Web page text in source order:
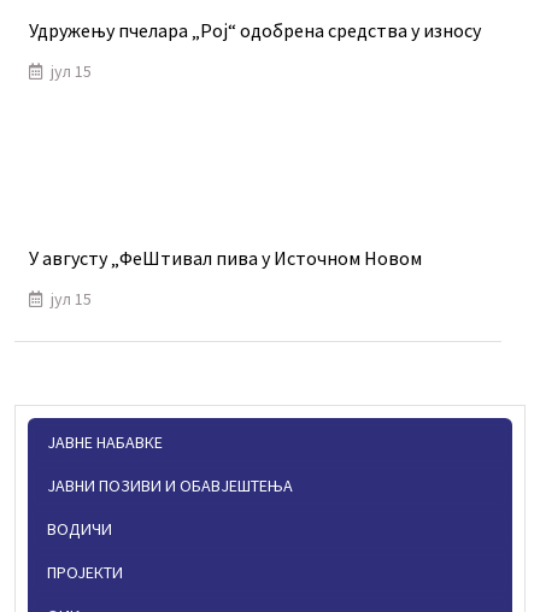
Удружењу пчелара „Рој“ одобрена средства у износу
јул 15
У августу „ФеШтивал пива у Источном Новом
јул 15
ЈАВНЕ НАБАВКЕ
ЈАВНИ ПОЗИВИ И ОБАВЈЕШТЕЊА
ВОДИЧИ
ПРОЈЕКТИ